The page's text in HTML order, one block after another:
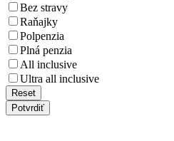
Bez stravy
Raňajky
Polpenzia
Plná penzia
All inclusive
Ultra all inclusive
Reset
Potvrdiť